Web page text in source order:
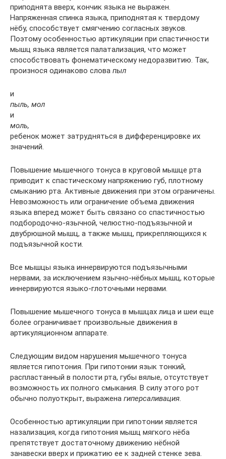
приподнята вверх, кончик языка не выражен.
Напряженная спинка языка, приподнятая к твердому
нёбу, способствует смягчению согласных звуков.
Поэтому особенностью артикуляции при спастичности
мышц языка является палатализация, что может
способствовать фонематическому недоразвитию. Так,
произнося одинаково слова пыл
и
пыль, мол
и
моль,
ребенок может затрудняться в дифференцировке их
значений.
Повышение мышечного тонуса в круговой мышце рта
приводит к спастическому напряжению губ, плотному
смыканию рта. Активные движения при этом ограничены.
Невозможность или ограничение объема движения
языка вперед может быть связано со спастичностью
подбородочно-язычной, челюстно-подъязычной и
двубрюшной мышц, а также мышц, прикрепляющихся к
подъязычной кости.
Все мышцы языка иннервируются подъязычными
нервами, за исключением язычно-нёбных мышц, которые
иннервируются языко-глоточными нервами.
Повышение мышечного тонуса в мышцах лица и шеи еще
более ограничивает произвольные движения в
артикуляционном аппарате.
Следующим видом нарушения мышечного тонуса
является гипотония. При гипотонии язык тонкий,
распластанный в полости рта, губы вялые, отсутствует
возможность их полного смыкания. В силу этого рот
обычно полуоткрыт, выражена гиперсаливация.
Особенностью артикуляции при гипотонии является
назализация, когда гипотония мышц мягкого нёба
препятствует достаточному движению нёбной
занавески вверх и прижатию ее к задней стенке зева.